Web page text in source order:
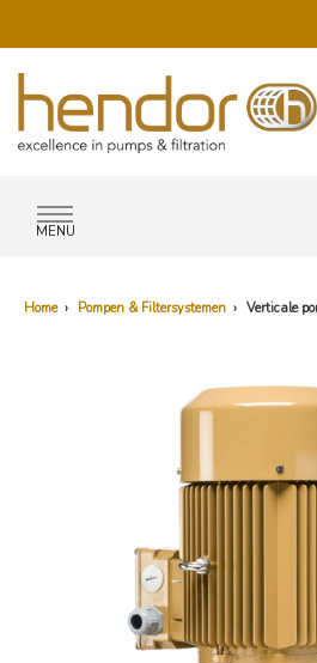
MENU
Home › Pompen & Filtersystemen › Verticale